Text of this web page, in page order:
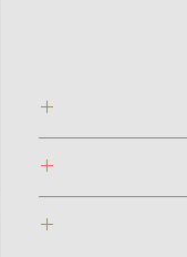
שהמסיכה